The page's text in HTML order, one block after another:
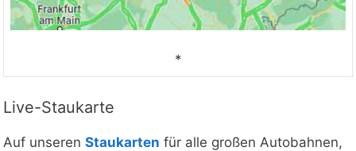
Mit Klick auf „Staukarte laden“ werden
externe Inhalte von Google nachgeladen. Mit
dem Klick auf "Staukarte laden" akzeptieren
Datenschutzerklärung ansehen
*
Live-Staukarte
Auf unseren Staukarten für alle großen Autobahnen,